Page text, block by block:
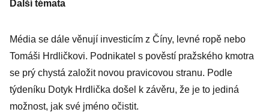
Další témata
Média se dále věnují investicím z Číny, levné ropě nebo
Tomáši Hrdličkovi. Podnikatel s pověstí pražského kmotra
se prý chystá založit novou pravicovou stranu. Podle
týdeníku Dotyk Hrdlička došel k závěru, že je to jediná
možnost, jak své jméno očistit.